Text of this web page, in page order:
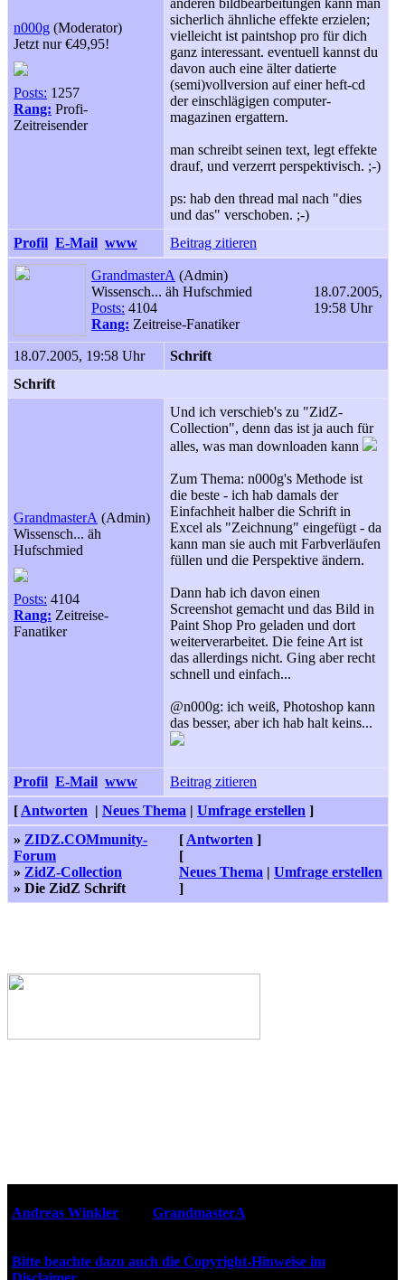
n000g (Moderator)
Jetzt nur €49,95!
Posts: 1257
Rang: Profi-
Zeitreisender
anderen bildbearbeitungen kann man
sicherlich ähnliche effekte erzielen;
vielleicht ist paintshop pro für dich
ganz interessant. eventuell kannst du
davon auch eine älter datierte
(semi)vollversion auf einer heft-cd
der einschlägigen computer-
magazinen ergattern.
man schreibt seinen text, legt effekte
drauf, und verzerrt perspektivisch. ;-)
ps: hab den thread mal nach "dies
und das" verschoben. ;-)
Profil E-Mail www Beitrag zitieren
GrandmasterA (Admin)
Wissensch... äh Hufschmied
Posts: 4104
Rang: Zeitreise-Fanatiker
18.07.2005,
19:58 Uhr
18.07.2005, 19:58 Uhr
Schrift
Schrift
GrandmasterA (Admin)
Wissensch... äh
Hufschmied
Posts: 4104
Rang: Zeitreise-
Fanatiker
Und ich verschieb's zu "ZidZ-
Collection", denn das ist ja auch für
alles, was man downloaden kann
Zum Thema: n000g's Methode ist
die beste - ich hab damals der
Einfachheit halber die Schrift in
Excel als "Zeichnung" eingefügt - da
kann man sie auch mit Farbverläufen
füllen und die Perspektive ändern.
Dann hab ich davon einen
Screenshot gemacht und das Bild in
Paint Shop Pro geladen und dort
weiterverarbeitet. Die feine Art ist
das allerdings nicht. Ging aber recht
schnell und einfach...
@n000g: ich weiß, Photoshop kann
das besser, aber ich hab halt keins...
Profil E-Mail www
Beitrag zitieren
[ Antworten | Neues Thema | Umfrage erstellen ]
» ZIDZ.COMmunity-
Forum
» ZidZ-Collection
» Die ZidZ Schrift
[ Antworten ]
[
Neues Thema | Umfrage erstellen
]
Andreas Winkler
GrandmasterA
Bitte beachte dazu auch die Copyright-Hinweise im